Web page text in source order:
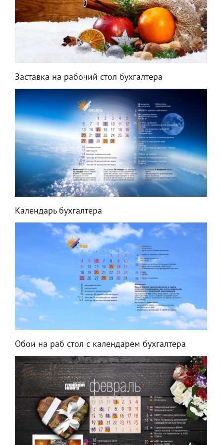
Заставка на рабочий стол бухгалтера
Календарь бухгалтера
Обои на раб стол с календарем бухгалтера